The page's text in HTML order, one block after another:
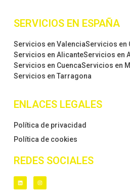
SERVICIOS EN ESPAÑA
Servicios en ValenciaServicios en
Servicios en AlicanteServicios en
Servicios en CuencaServicios en
Servicios en Tarragona
ENLACES LEGALES
Política de privacidad
Política de cookies
REDES SOCIALES